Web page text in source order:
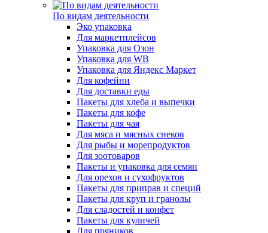
По видам деятельности
Эко упаковка
Для маркетплейсов
Упаковка для Озон
Упаковка для WB
Упаковка для Яндекс Маркет
Для кофейни
Для доставки еды
Пакеты для хлеба и выпечки
Пакеты для кофе
Пакеты для чая
Для мяса и мясных снеков
Для рыбы и морепродуктов
Для зоотоваров
Пакеты и упаковка для семян
Для орехов и сухофруктов
Пакеты для приправ и специй
Пакеты для круп и гранолы
Для сладостей и конфет
Пакеты для куличей
Для пряников